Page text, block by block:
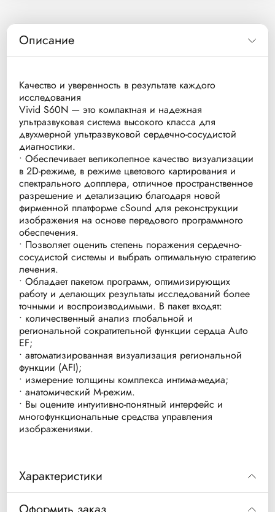
Описание
Характеристики
Качество и уверенность в результате каждого
исследования
Vivid S60N — это компактная и надежная
ультразвуковая система высокого класса для
двухмерной ультразвуковой сердечно-сосудистой
диагностики.
• Обеспечивает великолепное качество визуализации
в 2D-режиме, в режиме цветового картирования и
спектрального допплера, отличное пространственное
разрешение и детализацию благодаря новой
фирменной платформе cSound для реконструкции
изображения на основе передового программного
обеспечения.
• Позволяет оценить степень поражения сердечно-
сосудистой системы и выбрать оптимальную стратегию
лечения.
• Обладает пакетом программ, оптимизирующих
работу и делающих результаты исследований более
точными и воспроизводимыми. В пакет входят:
• количественный анализ глобальной и
региональной сократительной функции сердца Auto
EF;
• автоматизированная визуализация региональной
функции (AFI);
• измерение толщины комплекса интима-медиа;
• анатомический М-режим.
• Вы оцените интуитивно-понятный интерфейс и
многофункциональные средства управления
изображениями.
Ультразвуковая система Vivid T8 высокого